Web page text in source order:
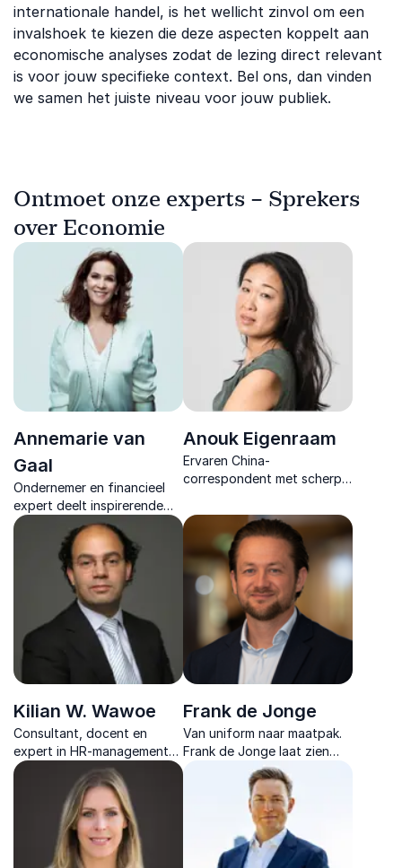
internationale handel, is het wellicht zinvol om een
invalshoek te kiezen die deze aspecten koppelt aan
economische analyses zodat de lezing direct relevant
is voor jouw specifieke context. Bel ons, dan vinden
we samen het juiste niveau voor jouw publiek.
Ontmoet onze experts – Sprekers
over Economie
Annemarie van
Gaal
Ondernemer en financieel
expert deelt inspirerende
inzichten en praktische
strategieën om organisaties
te laten groeien en
financieel sterker te maken.
Anouk Eigenraam
Ervaren China-
correspondent met scherpe
politiek en samenleving.
Kilian W. Wawoe
Consultant, docent en
expert in HR-management
en bankwezen, bekend om
zijn kritische inzichten in
bonuscultuur en
prestatieverbetering van
Frank de Jonge
Van uniform naar maatpak.
Frank de Jonge laat zien
wat écht leiderschap
betekent: menselijk, moedig
en vanuit het hart.